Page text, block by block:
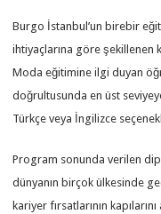
Burgo İstanbul’un birebir
ihtiyaçlarına göre
Moda eğitimine ilgi duyan
doğrultusunda en üst
Türkçe veya İngilizce
Program sonunda verilen
dünyanın birçok ülkesinde
kariyer fırsatlarının